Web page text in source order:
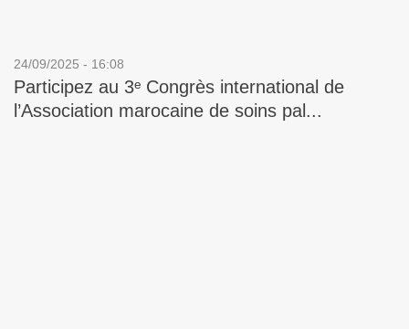
24/09/2025 - 16:08
Participez au 3ᵉ Congrès international de
l’Association marocaine de soins pal...